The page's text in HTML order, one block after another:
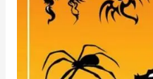
Tribales
Vector